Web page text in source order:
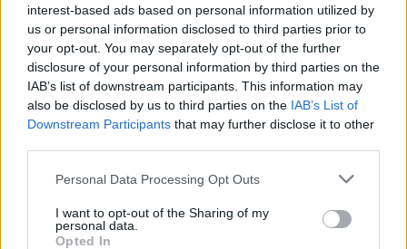
interest-based ads based on personal information utilized by
us or personal information disclosed to third parties prior to
your opt-out. You may separately opt-out of the further
disclosure of your personal information by third parties on the
IAB’s list of downstream participants. This information may
also be disclosed by us to third parties on the IAB’s List of
Downstream Participants that may further disclose it to other
Personal Data Processing Opt Outs
I want to opt-out of the Sharing of my
personal data.
Opted In
REDAZIONE
Twitter: @Calciopremier